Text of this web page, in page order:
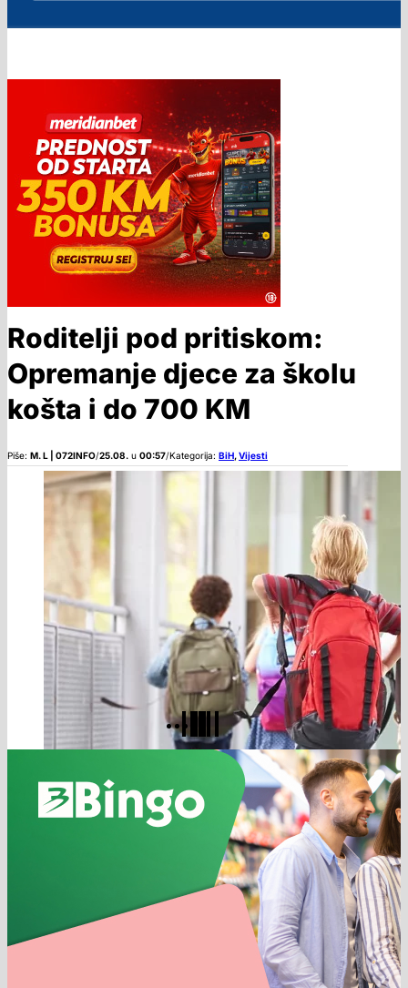
Roditelji pod pritiskom:
Opremanje djece za školu
košta i do 700 KM
Piše: M. L | 072INFO/25.08. u 00:57/Kategorija: BiH,Vijesti